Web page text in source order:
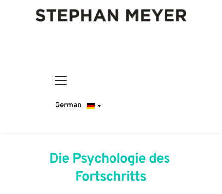
German
Die Psychologie des
Fortschritts